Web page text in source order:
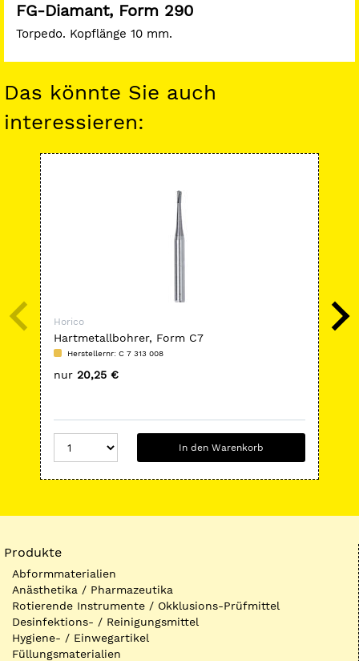
FG-Diamant, Form 290
Torpedo. Kopflänge 10 mm.
Das könnte Sie auch
interessieren:
Horico
Hartmetallbohrer, Form C7
Herstellernr: C 7 313 008
nur 20,25 €
In den Warenkorb
Produkte
Abformmaterialien
Anästhetika / Pharmazeutika
Rotierende Instrumente / Okklusions-Prüfmittel
Desinfektions- / Reinigungsmittel
Hygiene- / Einwegartikel
Füllungsmaterialien